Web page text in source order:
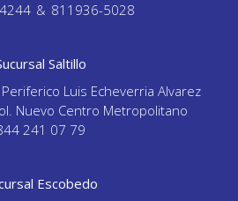
& 811936-5028
Saltillo
Luis Echeverria Alvarez
Nuevo Centro Metropolitano
241 07 79
Escobedo